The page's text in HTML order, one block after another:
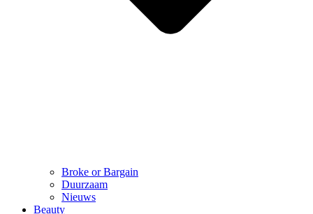
Broke or Bargain
Duurzaam
Nieuws
Beauty